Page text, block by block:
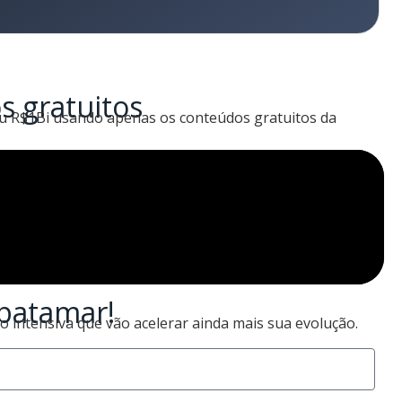
gratuitos
usando apenas os conteúdos gratuitos da
que vão acelerar ainda mais sua evolução.